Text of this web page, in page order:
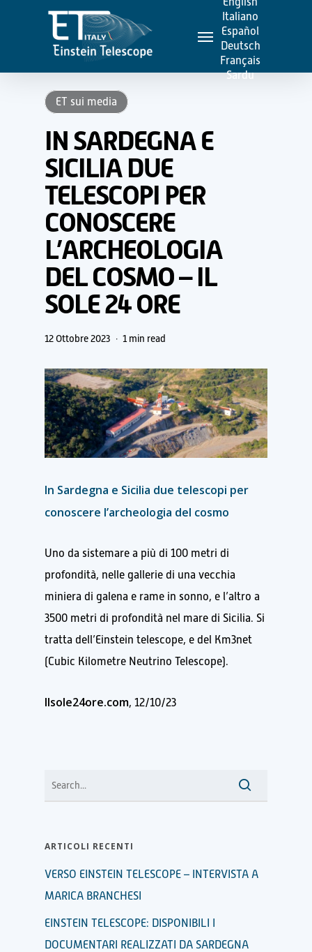
content
Menu
Italiano
Español
Deutsch
Français
Sardu
ET sui media
IN SARDEGNA E
SICILIA DUE
TELESCOPI PER
CONOSCERE
L’ARCHEOLOGIA
DEL COSMO – IL
SOLE 24 ORE
12 Ottobre 2023 1 min read
In Sardegna e Sicilia due telescopi per
conoscere l’archeologia del cosmo
Uno da sistemare a più di 100 metri di
profondità, nelle gallerie di una vecchia
miniera di galena e rame in sonno, e l’altro a
3500 metri di profondità nel mare di Sicilia. Si
tratta dell’Einstein telescope, e del Km3net
(Cubic Kilometre Neutrino Telescope).
Ilsole24ore.com, 12/10/23
ARTICOLI RECENTI
VERSO EINSTEIN TELESCOPE – INTERVISTA A
MARICA BRANCHESI
EINSTEIN TELESCOPE: DISPONIBILI I
DOCUMENTARI REALIZZATI DA SARDEGNA